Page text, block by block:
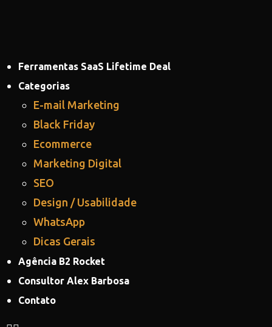
Ferramentas SaaS Lifetime Deal
Categorias
E-mail Marketing
Black Friday
Ecommerce
Marketing Digital
SEO
Design / Usabilidade
WhatsApp
Dicas Gerais
Agência B2 Rocket
Consultor Alex Barbosa
Contato